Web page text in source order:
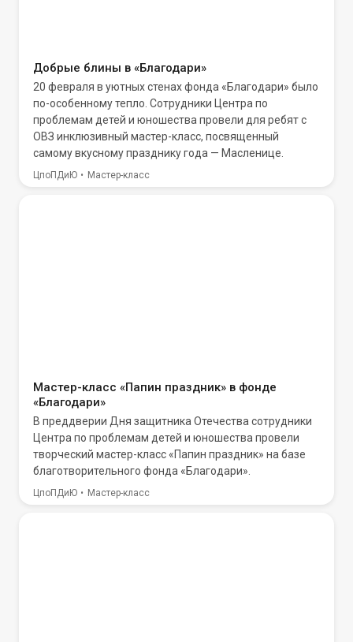
Добрые блины в «Благодари»
20 февраля в уютных стенах фонда «Благодари» было
по-особенному тепло. Сотрудники Центра по
проблемам детей и юношества провели для ребят с
ОВЗ инклюзивный мастер-класс, посвященный
самому вкусному празднику года — Масленице.
ЦпоПДиЮ Мастер-класс
Мастер-класс «Папин праздник» в фонде
«Благодари»
В преддверии Дня защитника Отечества сотрудники
Центра по проблемам детей и юношества провели
творческий мастер-класс «Папин праздник» на базе
благотворительного фонда «Благодари».
ЦпоПДиЮ Мастер-класс